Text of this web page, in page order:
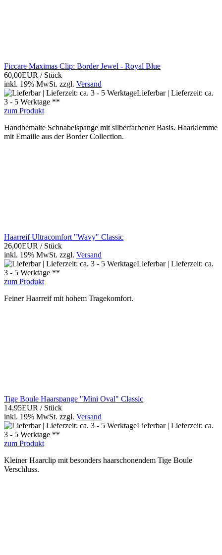
Ficcare Maximas Clip: Border Jewel - Royal Blue
60,00EUR / Stück
inkl. 19% MwSt. zzgl. Versand
Lieferbar | Lieferzeit: ca.
3 - 5 Werktage **
zum Produkt
Handbemalte Schnabelspange mit silberfarbener Basis. Haarklemme
mit Emaille aus der Border Collection.
Haarreif Ultracomfort "Wavy" Classic
26,00EUR / Stück
inkl. 19% MwSt. zzgl. Versand
Lieferbar | Lieferzeit: ca.
3 - 5 Werktage **
zum Produkt
Feiner Haarreif mit hohem Tragekomfort.
Tige Boule Haarspange "Mini Oval" Classic
14,95EUR / Stück
inkl. 19% MwSt. zzgl. Versand
Lieferbar | Lieferzeit: ca.
3 - 5 Werktage **
zum Produkt
Kleiner Haarclip mit besonders haarschonendem Tige Boule
Verschluss.